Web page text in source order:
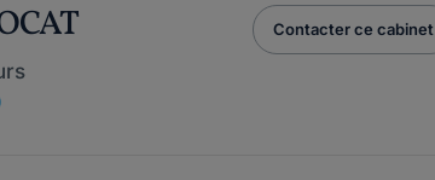
Contacter ce cabinet